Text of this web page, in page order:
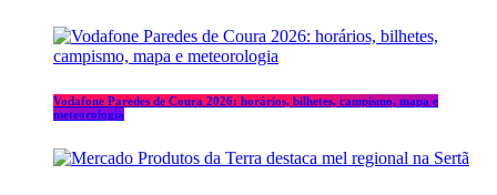
Vodafone Paredes de Coura 2026: horários, bilhetes, campismo, mapa e
meteorologia